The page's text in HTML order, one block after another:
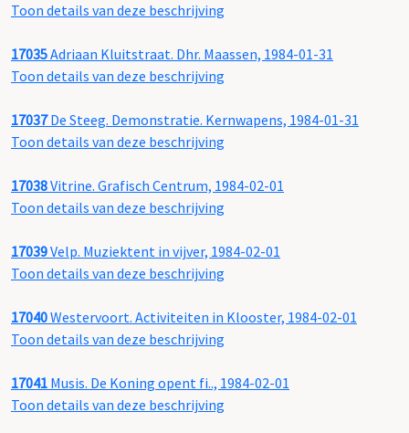
Toon details van deze beschrijving
17035Adriaan Kluitstraat. Dhr. Maassen, 1984-01-31
Toon details van deze beschrijving
17037De Steeg. Demonstratie. Kernwapens, 1984-01-31
Toon details van deze beschrijving
17038Vitrine. Grafisch Centrum, 1984-02-01
Toon details van deze beschrijving
17039Velp. Muziektent in vijver, 1984-02-01
Toon details van deze beschrijving
17040Westervoort. Activiteiten in Klooster, 1984-02-01
Toon details van deze beschrijving
17041 Musis. De Koning opent fi.., 1984-02-01
Toon details van deze beschrijving